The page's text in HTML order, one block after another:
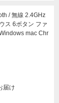
/ 無線 2.4GHz
ス 6ボタン ファ
mac Chr
届け